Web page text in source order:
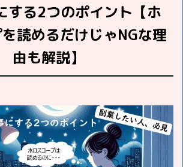
する2つのポイント【ホ
読めるだけじゃNGな理
由も解説】